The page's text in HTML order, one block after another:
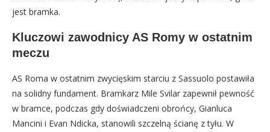
jest bramka.
Kluczowi zawodnicy AS Romy w ostatnim
meczu
AS Roma w ostatnim zwycięskim starciu z Sassuolo postawiła
na solidny fundament. Bramkarz Mile Svilar zapewnił pewność
w bramce, podczas gdy doświadczeni obrońcy, Gianluca
Mancini i Evan Ndicka, stanowili szczelną ścianę z tyłu. W